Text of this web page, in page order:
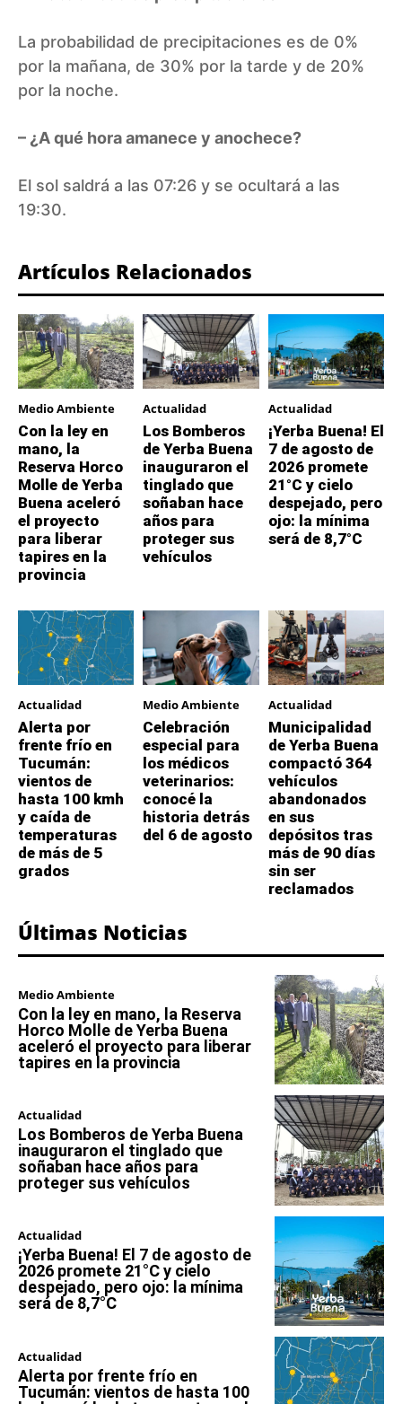
La probabilidad de precipitaciones es de 0%
por la mañana, de 30% por la tarde y de 20%
por la noche.
– ¿A qué hora amanece y anochece?
El sol saldrá a las 07:26 y se ocultará a las
19:30.
Artículos Relacionados
Medio Ambiente
Con la ley en
mano, la
Reserva Horco
Molle de Yerba
Buena aceleró
el proyecto
para liberar
tapires en la
provincia
Actualidad
Los Bomberos
de Yerba Buena
inauguraron el
tinglado que
soñaban hace
años para
proteger sus
vehículos
Actualidad
¡Yerba Buena! El
7 de agosto de
2026 promete
21°C y cielo
despejado, pero
ojo: la mínima
será de 8,7°C
Actualidad
Alerta por
frente frío en
Tucumán:
vientos de
hasta 100 kmh
y caída de
temperaturas
de más de 5
grados
Medio Ambiente
Celebración
especial para
los médicos
veterinarios:
conocé la
historia detrás
del 6 de agosto
Actualidad
Municipalidad
de Yerba Buena
compactó 364
vehículos
abandonados
en sus
depósitos tras
más de 90 días
sin ser
reclamados
Últimas Noticias
Medio Ambiente
Con la ley en mano, la Reserva
Horco Molle de Yerba Buena
aceleró el proyecto para liberar
tapires en la provincia
Actualidad
Los Bomberos de Yerba Buena
inauguraron el tinglado que
soñaban hace años para
proteger sus vehículos
Actualidad
¡Yerba Buena! El 7 de agosto de
2026 promete 21°C y cielo
despejado, pero ojo: la mínima
será de 8,7°C
Actualidad
Alerta por frente frío en
Tucumán: vientos de hasta 100